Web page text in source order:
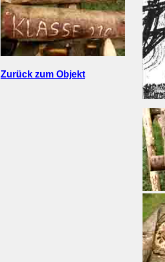
Zurück zum Objekt